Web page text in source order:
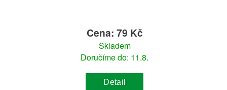
Cena: 79 Kč
Skladem
Doručíme do: 11.8.
Detail